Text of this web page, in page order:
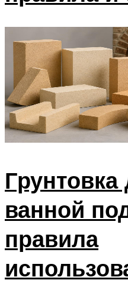
ванной
правила